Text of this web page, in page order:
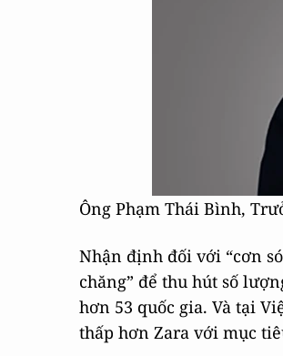
Ông Phạm Thái Bình,
Nhận định đối với “cơn
chăng” để thu hút số
hơn 53 quốc gia. Và tại
thấp hơn Zara với mục